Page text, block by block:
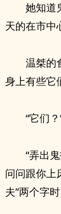
她知道
天的在市中
温桀的
身上有些它
“它们
“弄出
问问跟你上
夫”两个字